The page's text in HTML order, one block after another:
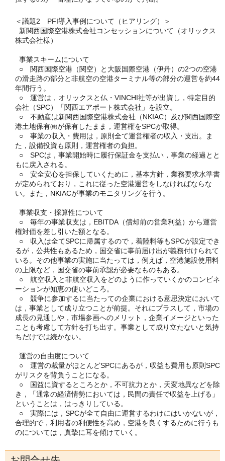
＜議題2 PFI導入事例について（ヒアリング）＞
新関西国際空港株式会社コンセッションについて（オリックス
株式会社様）
事業スキームについて
○ 関西国際空港（関空）と大阪国際空港（伊丹）の2つの空港
の滑走路の部分と非航空の空港ターミナル等の部分の運営を約44
年間行う。
○ 運営は，オリックスと仏・VINCHI社等が出資し，特定目的
会社（SPC）「関西エアポート株式会社」を設立。
○ 不動産は新関西国際空港株式会社（NKIAC）及び関西国際空
港土地保有㈱が保有したまま，運営権をSPCが取得。
○ 事業の収入・費用は，原則全て運営権者の収入・支出。ま
た，設備投資も原則，運営権者の負担。
○ SPCは，事業開始時に履行保証金を支払い，事業の経過とと
もに戻入される。
○ 安全安心を担保していくために，基本方針，業務要求水準書
が定められており，これに従った空港運営をしなければならな
い。また，NKIACが事業のモニタリングを行う。
事業収支・採算性について
○ 毎年の事業収支は，EBITDA（償却前の営業利益）から運営
権対価を差し引いた額となる。
○ 収入は全てSPCに帰属するので，着陸料等もSPCが設定でき
るが，公共性もあるため，国交省に事前届け出が義務付けられて
いる。その他事業の実施に当たっては，例えば，空港施設使用料
の上限など，国交省の事前承認が必要なものもある。
○ 航空収入と非航空収入をどのように作っていくかのコンビネ
ーションが知恵の使いどころ。
○ 競争に参加するに当たっての企業における意思決定において
は，事業として成り立つことが前提。それにプラスして，市場の
成長の見通しや，市場参画へのメリット，企業イメージといった
ことも考慮して方針を打ち出す。事業として成り立たないと気持
ちだけでは続かない。
運営の自由度について
○ 運営の裁量がほとんどSPCにあるが，収益も費用も原則SPC
がリスクを背負うことになる。
○ 国益に資するところとか，不可抗力とか，天変地異などを除
き，「通常の経済情勢においては，民間の責任で収益を上げる」
ということは，はっきりしている。
○ 実際には，SPCが全て自由に運営するわけにはいかないが，
合理的で，利用者の利便性を高め，空港を良くするために行うも
のについては，真摯に耳を傾けていく。